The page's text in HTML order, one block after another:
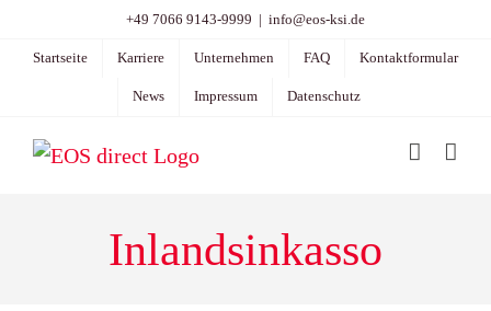
Inhalt
+49 7066 9143-9999 | info@eos-ksi.de
Startseite Karriere Unternehmen FAQ Kontaktformular
News Impressum Datenschutz
Inlandsinkasso